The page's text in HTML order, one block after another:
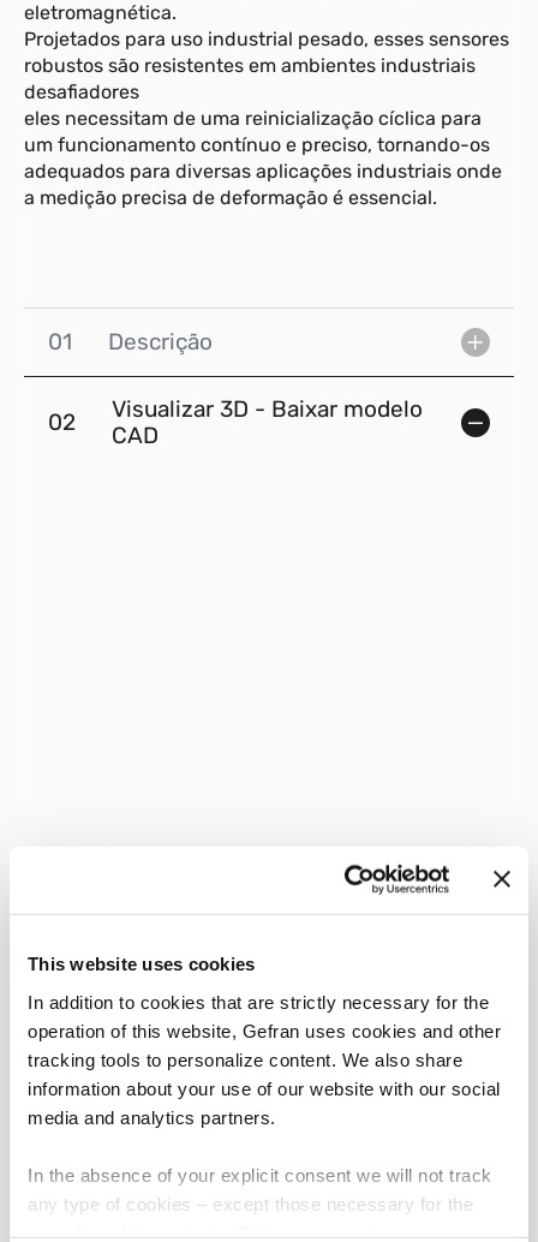
This website uses cookies
In addition to cookies that are strictly necessary for the
operation of this website, Gefran uses cookies and other
tracking tools to personalize content. We also share
information about your use of our website with our social
media and analytics partners.
In the absence of your explicit consent we will not track
any type of cookies – except those necessary for the
eletromagnética.
Projetados para uso industrial pesado, esses sensores
robustos são resistentes em ambientes industriais
desafiadores
eles necessitam de uma reinicialização cíclica para
um funcionamento contínuo e preciso, tornando-os
adequados para diversas aplicações industriais onde
a medição precisa de deformação é essencial.
01 Descrição
02
Visualizar 3D - Baixar modelo
CAD